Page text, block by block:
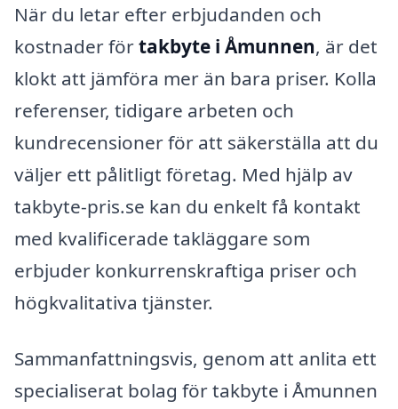
När du letar efter erbjudanden och
kostnader förtakbyte i Åmunnen, är det
klokt att jämföra mer än bara priser. Kolla
referenser, tidigare arbeten och
kundrecensioner för att säkerställa att du
väljer ett pålitligt företag. Med hjälp av
takbyte-pris.se kan du enkelt få kontakt
med kvalificerade takläggare som
erbjuder konkurrenskraftiga priser och
högkvalitativa tjänster.
Sammanfattningsvis, genom att anlita ett
specialiserat bolag för takbyte i Åmunnen